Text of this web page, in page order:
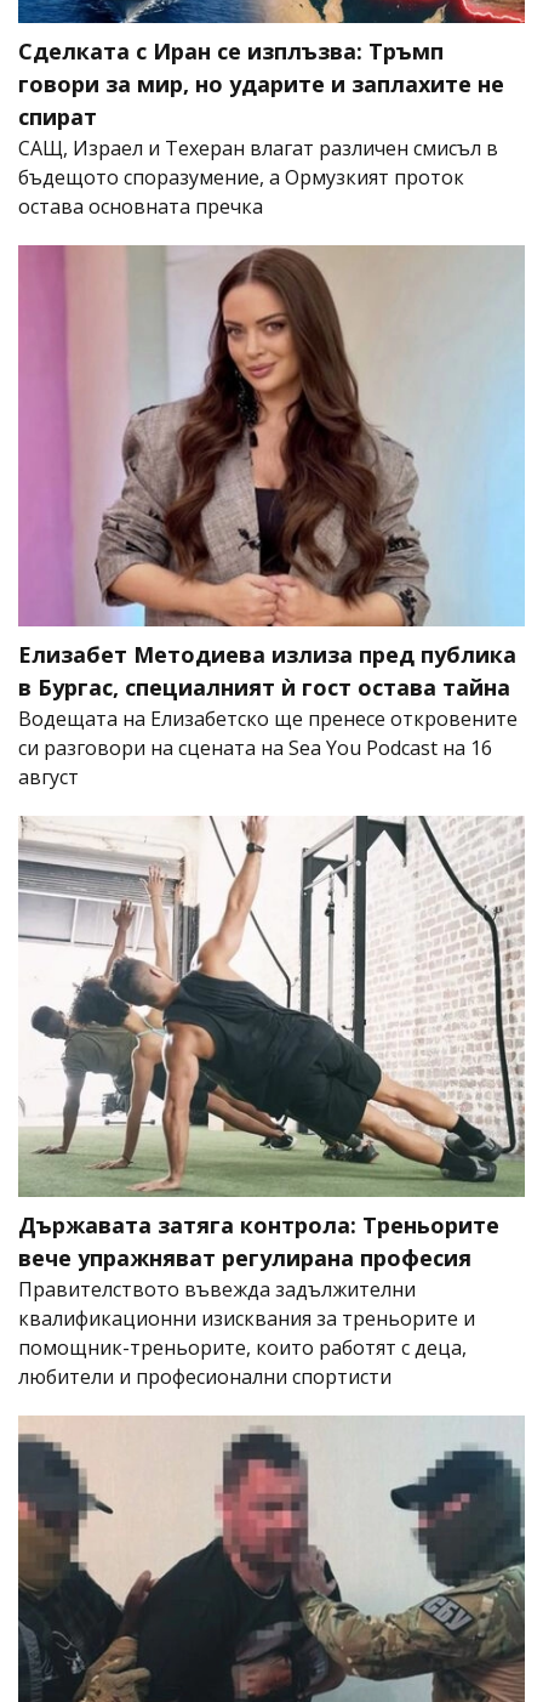
Сделката с Иран се изплъзва: Тръмп
говори за мир, но ударите и заплахите не
спират
САЩ, Израел и Техеран влагат различен смисъл в
бъдещото споразумение, а Ормузкият проток
остава основната пречка
Елизабет Методиева излиза пред публика
в Бургас, специалният ѝ гост остава тайна
Водещата на Елизабетско ще пренесе откровените
си разговори на сцената на Sea You Podcast на 16
август
Държавата затяга контрола: Треньорите
вече упражняват регулирана професия
Правителството въвежда задължителни
квалификационни изисквания за треньорите и
помощник-треньорите, които работят с деца,
любители и професионални спортисти